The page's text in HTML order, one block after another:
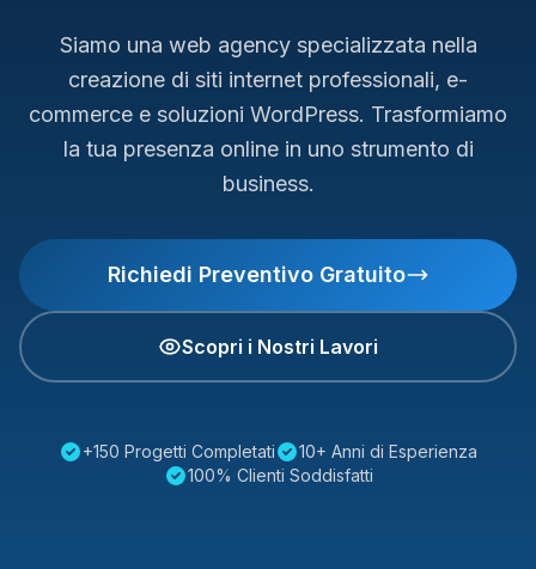
Siamo una web agency specializzata nella
creazione di siti internet professionali, e-
commerce e soluzioni WordPress. Trasformiamo
la tua presenza online in uno strumento di
business.
Richiedi Preventivo Gratuito
Scopri i Nostri Lavori
+150 Progetti Completati
10+ Anni di Esperienza
100% Clienti Soddisfatti